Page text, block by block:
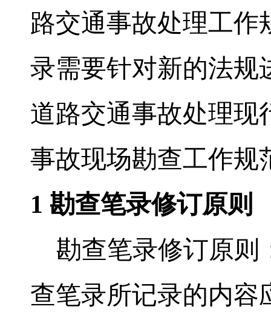
路交通事故处理工作
录需要针对新的法规
道路交通事故处理现
事故现场勘查工作规
1 勘查笔录修订原则
勘查笔录修订原则
查笔录所记录的内容